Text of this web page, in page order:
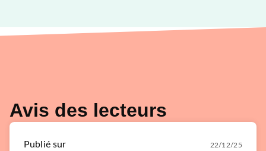
Avis des lecteurs
Publié sur 22/12/25